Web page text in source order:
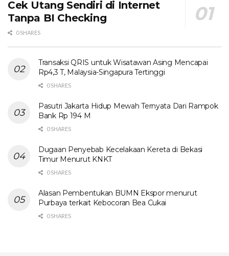
Cek Utang Sendiri di Internet
Tanpa BI Checking
0 SHARES
Transaksi QRIS untuk Wisatawan Asing Mencapai
Rp4,3 T, Malaysia-Singapura Tertinggi
0 SHARES
Pasutri Jakarta Hidup Mewah Ternyata Dari Rampok
Bank Rp 194 M
0 SHARES
Dugaan Penyebab Kecelakaan Kereta di Bekasi
Timur Menurut KNKT
0 SHARES
Alasan Pembentukan BUMN Ekspor menurut
Purbaya terkait Kebocoran Bea Cukai
0 SHARES